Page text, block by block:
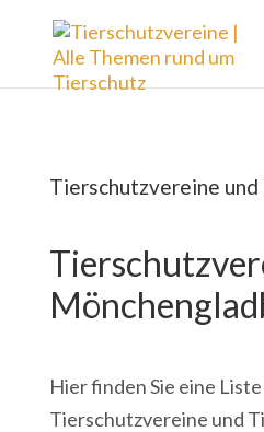
Tierschutzvereine
Hier finden Sie eine
Tierschutzvereine und